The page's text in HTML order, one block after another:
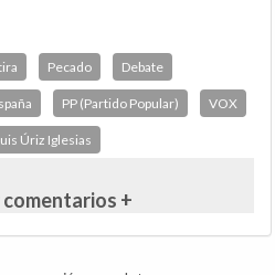
Pecado Debate
PP (Partido Popular) VOX
Úriz Iglesias
+